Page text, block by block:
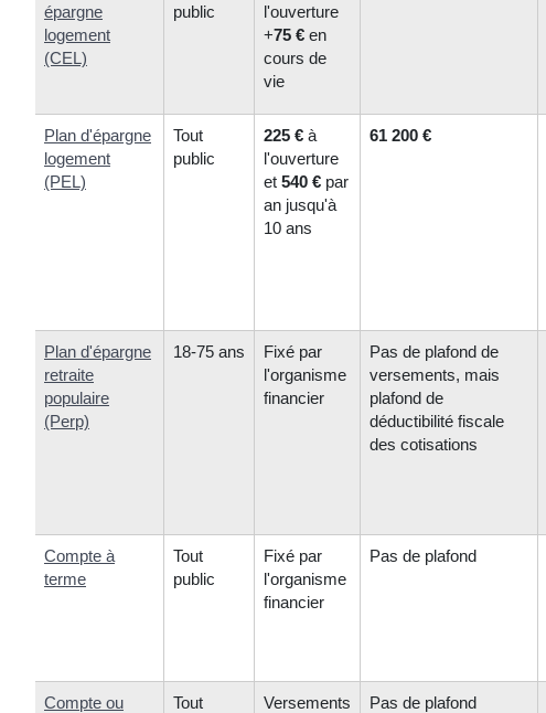
épargne
logement
(CEL)
public
l'ouverture
+75 € en
cours de
vie
Plan d'épargne
logement
(PEL)
Tout
public
225 € à
l'ouverture
et 540 € par
an jusqu'à
10 ans
61 200 €
Plan d'épargne
retraite
populaire
(Perp)
18-75 ans
Fixé par
l'organisme
financier
Pas de plafond de
versements, mais
plafond de
déductibilité fiscale
des cotisations
Compte à
terme
Tout
public
Fixé par
l'organisme
financier
Pas de plafond
Compte ou
Tout
Versements
Pas de plafond